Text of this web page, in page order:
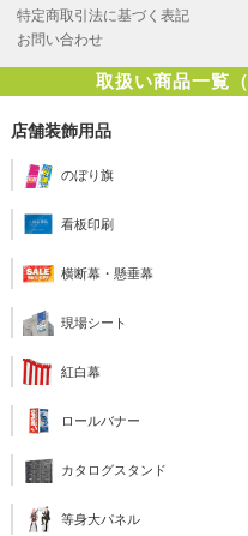
特定商取引法に基づく表記
お問い合わせ
取扱い商品一覧
店舗装飾用品
のぼり旗
看板印刷
横断幕・懸垂幕
現場シート
紅白幕
ロールバナー
カタログスタンド
等身大パネル